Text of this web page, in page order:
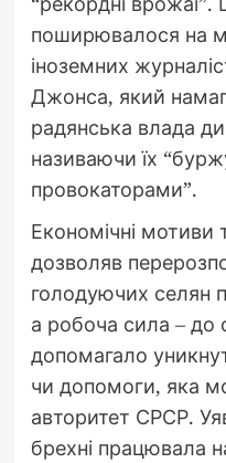
поширювалося на
іноземних
Джонса, який
радянська влада
називаючи їх
провокаторами”.
Економічні
дозволяв
голодуючих селян
а робоча сила – до
допомагало
чи допомоги, яка
авторитет СРСР.
брехні працювала